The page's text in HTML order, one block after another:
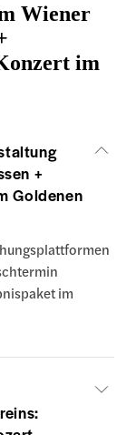
Wiener
im
+
Goldenen
im